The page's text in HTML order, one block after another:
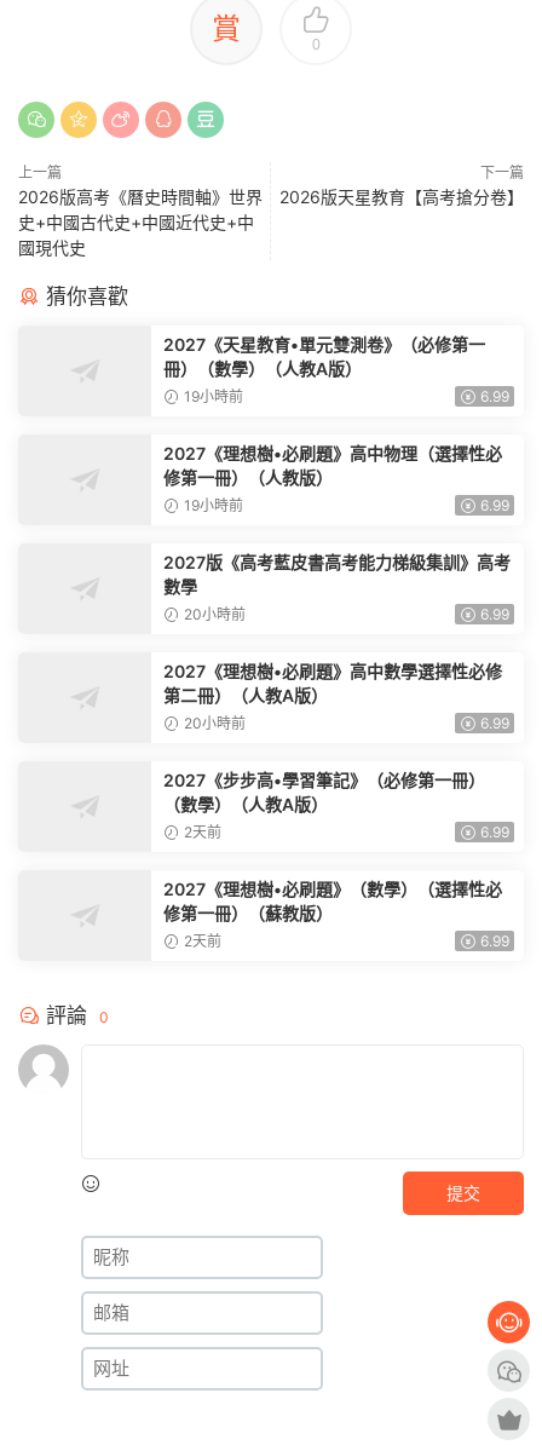
賞 0
上一篇
2026版高考《曆史時間軸》世界
史+中國古代史+中國近代史+中
國現代史
下一篇
2026版天星教育【高考搶分卷】
猜你喜歡
2027《天星教育•單元雙測卷》（必修第一
冊）（數學）（人教A版）
19小時前 6.99
2027《理想樹•必刷題》高中物理（選擇性必
修第一冊）（人教版）
19小時前 6.99
2027版《高考藍皮書高考能力梯級集訓》高考
數學
20小時前 6.99
2027《理想樹•必刷題》高中數學選擇性必修
第二冊）（人教A版）
20小時前 6.99
2027《步步高•學習筆記》（必修第一冊）
（數學）（人教A版）
2天前 6.99
2027《理想樹•必刷題》（數學）（選擇性必
修第一冊）（蘇教版）
2天前 6.99
評論 0
提交